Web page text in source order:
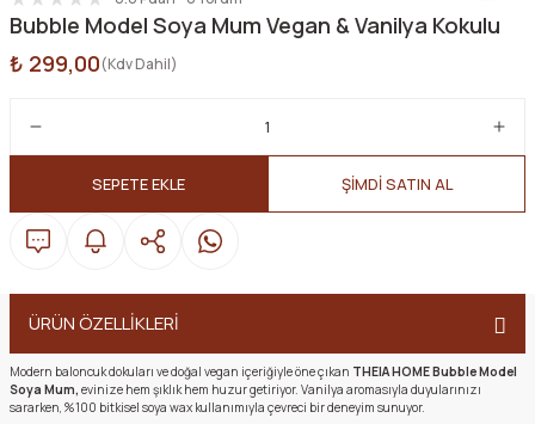
Bubble Model Soya Mum Vegan & Vanilya Kokulu
₺ 299,00(Kdv Dahil)
SEPETE EKLE ŞİMDİ SATIN AL
ÜRÜN ÖZELLİKLERİ
Modern baloncuk dokuları ve doğal vegan içeriğiyle öne çıkan THEIA HOME Bubble Model
Soya Mum, evinize hem şıklık hem huzur getiriyor. Vanilya aromasıyla duyularınızı
sararken, %100 bitkisel soya wax kullanımıyla çevreci bir deneyim sunuyor.